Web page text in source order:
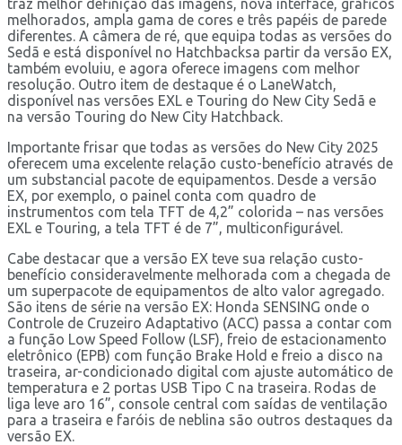
traz melhor definição das imagens, nova interface, gráficos
melhorados, ampla gama de cores e três papéis de parede
diferentes. A câmera de ré, que equipa todas as versões do
Sedã e está disponível no Hatchbacksa partir da versão EX,
também evoluiu, e agora oferece imagens com melhor
resolução. Outro item de destaque é o LaneWatch,
disponível nas versões EXL e Touring do New City Sedã e
na versão Touring do New City Hatchback.
Importante frisar que todas as versões do New City 2025
oferecem uma excelente relação custo-benefício através de
um substancial pacote de equipamentos. Desde a versão
EX, por exemplo, o painel conta com quadro de
instrumentos com tela TFT de 4,2” colorida – nas versões
EXL e Touring, a tela TFT é de 7”, multiconfigurável.
Cabe destacar que a versão EX teve sua relação custo-
benefício consideravelmente melhorada com a chegada de
um superpacote de equipamentos de alto valor agregado.
São itens de série na versão EX: Honda SENSING onde o
Controle de Cruzeiro Adaptativo (ACC) passa a contar com
a função Low Speed Follow (LSF), freio de estacionamento
eletrônico (EPB) com função Brake Hold e freio a disco na
traseira, ar-condicionado digital com ajuste automático de
temperatura e 2 portas USB Tipo C na traseira. Rodas de
liga leve aro 16”, console central com saídas de ventilação
para a traseira e faróis de neblina são outros destaques da
versão EX.